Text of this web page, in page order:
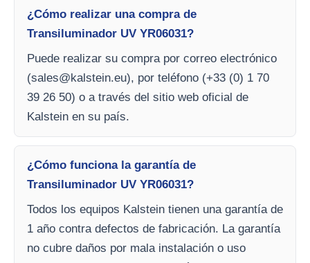
¿Cómo realizar una compra de
Transiluminador UV YR06031?
Puede realizar su compra por correo electrónico
(sales@kalstein.eu), por teléfono (+33 (0) 1 70
39 26 50) o a través del sitio web oficial de
Kalstein en su país.
¿Cómo funciona la garantía de
Transiluminador UV YR06031?
Todos los equipos Kalstein tienen una garantía de
1 año contra defectos de fabricación. La garantía
no cubre daños por mala instalación o uso